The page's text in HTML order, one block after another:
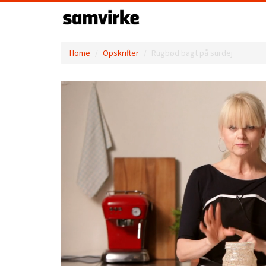
Home Opskrifter Rugbød bagt på surdej